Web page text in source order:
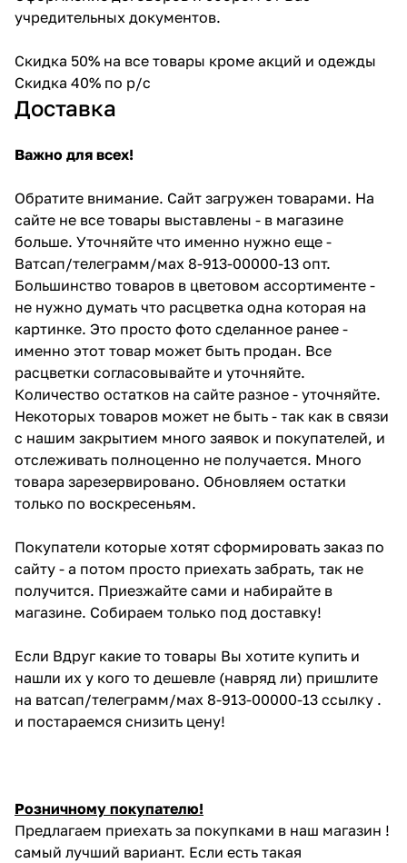
учредительных документов.
Скидка 50% на все товары кроме акций и одежды
Скидка 40% по р/с
Доставка
Важно для всех!
Обратите внимание. Сайт загружен товарами. На
сайте не все товары выставлены - в магазине
больше. Уточняйте что именно нужно еще -
Ватсап/телеграмм/мах 8-913-00000-13 опт.
Большинство товаров в цветовом ассортименте -
не нужно думать что расцветка одна которая на
картинке. Это просто фото сделанное ранее -
именно этот товар может быть продан. Все
расцветки согласовывайте и уточняйте.
Количество остатков на сайте разное - уточняйте.
Некоторых товаров может не быть - так как в связи
с нашим закрытием много заявок и покупателей, и
отслеживать полноценно не получается. Много
товара зарезервировано. Обновляем остатки
только по воскресеньям.
Покупатели которые хотят сформировать заказ по
сайту - а потом просто приехать забрать, так не
получится. Приезжайте сами и набирайте в
магазине. Собираем только под доставку!
Если Вдруг какие то товары Вы хотите купить и
нашли их у кого то дешевле (навряд ли) пришлите
на ватсап/телеграмм/мах 8-913-00000-13 ссылку .
и постараемся снизить цену!
Розничному покупателю!
Предлагаем приехать за покупками в наш магазин !
самый лучший вариант. Если есть такая